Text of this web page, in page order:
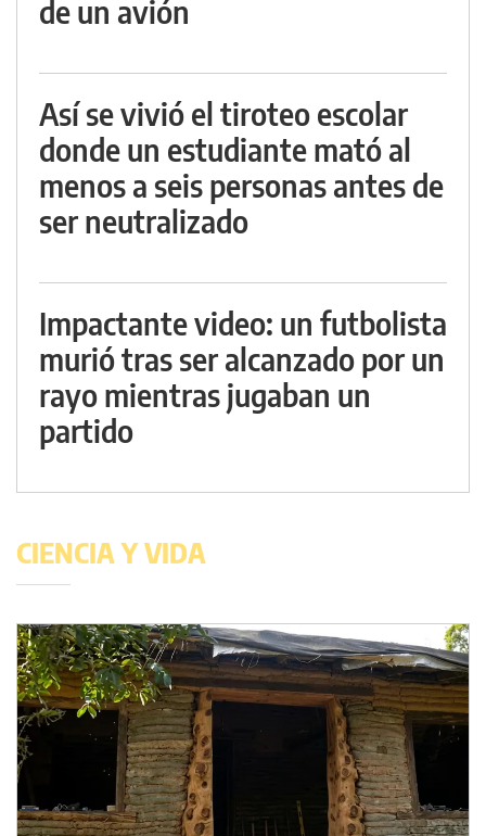
de un avión
Así se vivió el tiroteo escolar
donde un estudiante mató al
menos a seis personas antes de
ser neutralizado
Impactante video: un futbolista
murió tras ser alcanzado por un
rayo mientras jugaban un
partido
CIENCIA Y VIDA